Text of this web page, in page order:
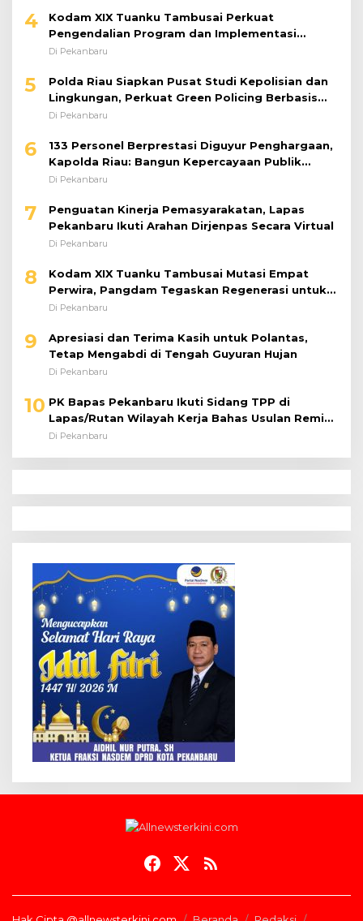
4
Kodam XIX Tuanku Tambusai Perkuat
Pengendalian Program dan Implementasi
Doktrin TNI AD
Di Pekanbaru
5
Polda Riau Siapkan Pusat Studi Kepolisian dan
Lingkungan, Perkuat Green Policing Berbasis
Riset
Di Pekanbaru
6
133 Personel Berprestasi Diguyur Penghargaan,
Kapolda Riau: Bangun Kepercayaan Publik
dengan Karya Nyata
Di Pekanbaru
7
Penguatan Kinerja Pemasyarakatan, Lapas
Pekanbaru Ikuti Arahan Dirjenpas Secara Virtual
Di Pekanbaru
8
Kodam XIX Tuanku Tambusai Mutasi Empat
Perwira, Pangdam Tegaskan Regenerasi untuk
Perkuat Kinerja Satuan
Di Pekanbaru
9
Apresiasi dan Terima Kasih untuk Polantas,
Tetap Mengabdi di Tengah Guyuran Hujan
Di Pekanbaru
10 PK Bapas Pekanbaru Ikuti Sidang TPP di
Lapas/Rutan Wilayah Kerja Bahas Usulan Remisi
Umum Jelang Hari Kemerdekaan
Di Pekanbaru